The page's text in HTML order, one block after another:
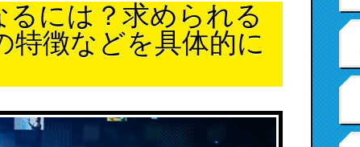
るには？求められる
特徴などを具体的に